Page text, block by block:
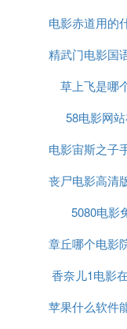
电影赤道用的
精武门电影国
看2
草上飞是哪
58电影网
电影宙斯之子
丧尸电影高清
看
5080电影
章丘哪个电影
香奈儿1电影
苹果什么软件